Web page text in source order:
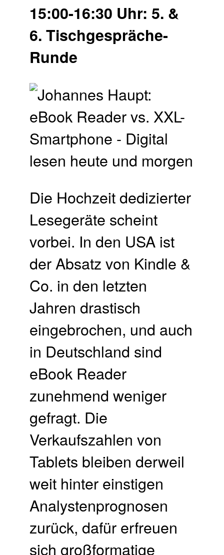
15:00-16:30 Uhr: 5. &
6. Tischgespräche-
Runde
Die Hochzeit dedizierter
Lesegeräte scheint
vorbei. In den USA ist
der Absatz von Kindle &
Co. in den letzten
Jahren drastisch
eingebrochen, und auch
in Deutschland sind
eBook Reader
zunehmend weniger
gefragt. Die
Verkaufszahlen von
Tablets bleiben derweil
weit hinter einstigen
Analystenprognosen
zurück, dafür erfreuen
sich großformatige